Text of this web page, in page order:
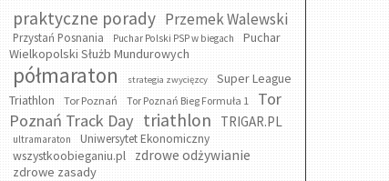
praktyczne porady Przemek Walewski
Przystań Posnania Puchar Polski PSP w biegach
Puchar
Wielkopolski Służb Mundurowych
półmaraton strategia zwycięzcy
Super League
Triathlon
Tor Poznań Tor Poznań Bieg Formuła 1
Tor
Poznań Track Day triathlon TRIGAR.PL
ultramaraton Uniwersytet Ekonomiczny
wszystkoobieganiu.pl zdrowe odżywianie
zdrowe zasady